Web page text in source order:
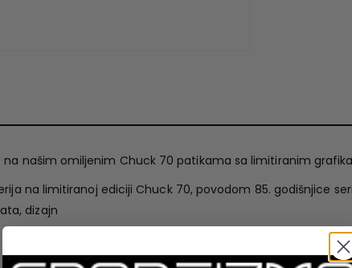
na našim omiljenim Chuck 70 patikama sa limitiranim
na limitiranoj ediciji Chuck 70, povodom 85. godišnjice
dizajn